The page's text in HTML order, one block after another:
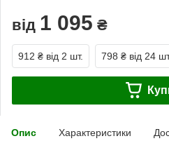
від 1 095 ₴
912 ₴ від 2 шт. 798 ₴ від 24
Опис Характеристики